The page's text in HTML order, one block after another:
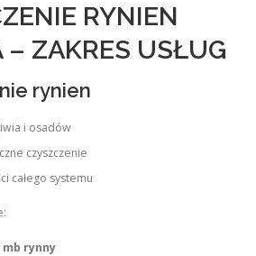
RYNIEN
ZAKRES USŁUG
rynien
i osadów
czyszczenie
całego systemu
mb rynny